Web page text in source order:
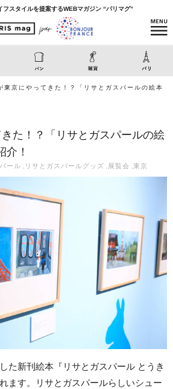
フスタイルを提案するWEBマガジン “パリマグ”
東京にやってきた！？「リサとガスパールの絵本
た！？「リサとガスパールの絵
介！
ール リサとガスパールグッズ 展覧会 東京
た新刊絵本『リサとガスパール とうき
ます。リサとガスパールらしいシュー